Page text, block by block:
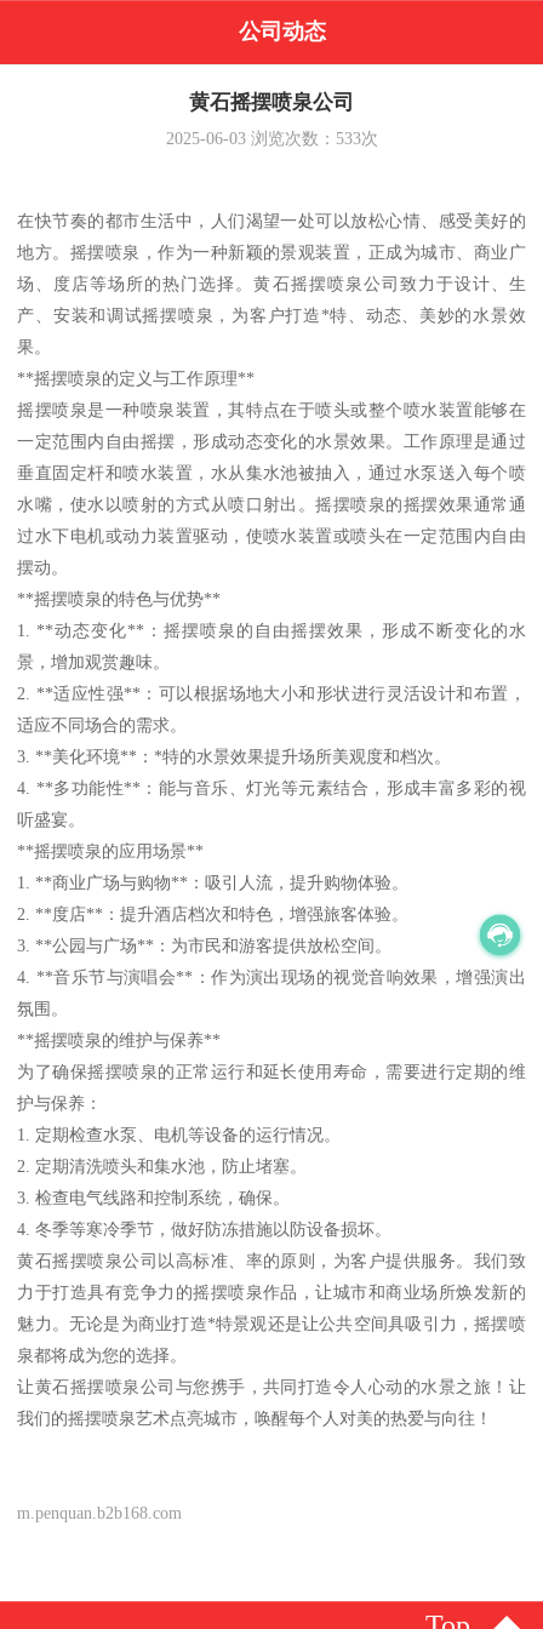
公司动态
黄石摇摆喷泉公司
2025-06-03浏览次数： 533次
在快节奏的都市生活中，人们渴望一处可以放松心情、感受美好的
地方。摇摆喷泉，作为一种新颖的景观装置，正成为城市、商业广
场、度店等场所的热门选择。黄石摇摆喷泉公司致力于设计、生
产、安装和调试摇摆喷泉，为客户打造*特、动态、美妙的水景效
果。
**摇摆喷泉的定义与工作原理**
摇摆喷泉是一种喷泉装置，其特点在于喷头或整个喷水装置能够在
一定范围内自由摇摆，形成动态变化的水景效果。工作原理是通过
垂直固定杆和喷水装置，水从集水池被抽入，通过水泵送入每个喷
水嘴，使水以喷射的方式从喷口射出。摇摆喷泉的摇摆效果通常通
过水下电机或动力装置驱动，使喷水装置或喷头在一定范围内自由
摆动。
**摇摆喷泉的特色与优势**
1. **动态变化**：摇摆喷泉的自由摇摆效果，形成不断变化的水
景，增加观赏趣味。
2. **适应性强**：可以根据场地大小和形状进行灵活设计和布置，
适应不同场合的需求。
3. **美化环境**：*特的水景效果提升场所美观度和档次。
4. **多功能性**：能与音乐、灯光等元素结合，形成丰富多彩的视
听盛宴。
**摇摆喷泉的应用场景**
1. **商业广场与购物**：吸引人流，提升购物体验。
2. **度店**：提升酒店档次和特色，增强旅客体验。
3. **公园与广场**：为市民和游客提供放松空间。
4. **音乐节与演唱会**：作为演出现场的视觉音响效果，增强演出
氛围。
**摇摆喷泉的维护与保养**
为了确保摇摆喷泉的正常运行和延长使用寿命，需要进行定期的维
护与保养：
1. 定期检查水泵、电机等设备的运行情况。
2. 定期清洗喷头和集水池，防止堵塞。
3. 检查电气线路和控制系统，确保。
4. 冬季等寒冷季节，做好防冻措施以防设备损坏。
黄石摇摆喷泉公司以高标准、率的原则，为客户提供服务。我们致
力于打造具有竞争力的摇摆喷泉作品，让城市和商业场所焕发新的
魅力。无论是为商业打造*特景观还是让公共空间具吸引力，摇摆喷
泉都将成为您的选择。
让黄石摇摆喷泉公司与您携手，共同打造令人心动的水景之旅！让
我们的摇摆喷泉艺术点亮城市，唤醒每个人对美的热爱与向往！
m.penquan.b2b168.com